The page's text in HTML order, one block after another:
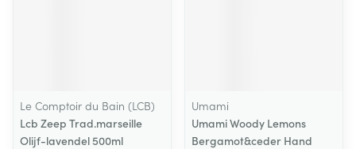
Le Comptoir du Bain (LCB)
Lcb Zeep Trad.marseille
Olijf-lavendel 500ml
Umami
Umami Woody Lemons
Bergamot&ceder Hand